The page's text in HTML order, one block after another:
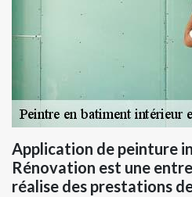
Application de peinture
Rénovation est une
réalise des prestations